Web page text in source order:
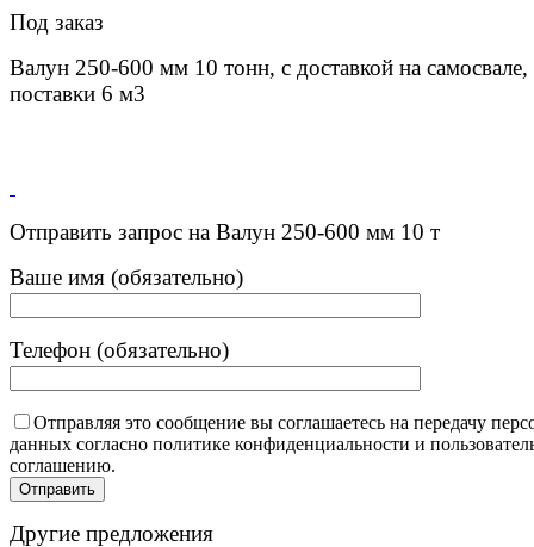
Под заказ
Валун 250-600 мм 10 тонн, с доставкой на
поставки 6 м3
Отправить запрос на Валун 250-600 мм 10 т
Ваше имя (обязательно)
Телефон (обязательно)
Отправляя это сообщение вы соглашаетесь на передачу
данных согласно политике конфиденциальности и
соглашению.
Другие предложения